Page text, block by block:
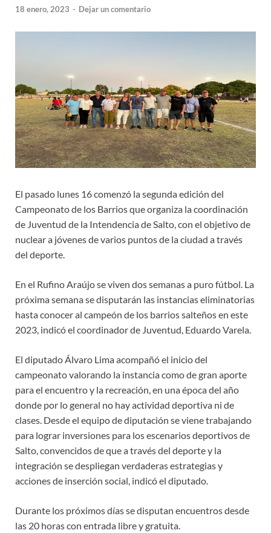
18 enero, 2023 - Dejar un comentario
El pasado lunes 16 comenzó la segunda edición del
Campeonato de los Barrios que organiza la coordinación
de Juventud de la Intendencia de Salto, con el objetivo de
nuclear a jóvenes de varios puntos de la ciudad a través
del deporte.
En el Rufino Araújo se viven dos semanas a puro fútbol. La
próxima semana se disputarán las instancias eliminatorias
hasta conocer al campeón de los barrios salteños en este
2023, indicó el coordinador de Juventud, Eduardo Varela.
El diputado Álvaro Lima acompañó el inicio del
campeonato valorando la instancia como de gran aporte
para el encuentro y la recreación, en una época del año
donde por lo general no hay actividad deportiva ni de
clases. Desde el equipo de diputación se viene trabajando
para lograr inversiones para los escenarios deportivos de
Salto, convencidos de que a través del deporte y la
integración se despliegan verdaderas estrategias y
acciones de inserción social, indicó el diputado.
Durante los próximos días se disputan encuentros desde
las 20 horas con entrada libre y gratuita.